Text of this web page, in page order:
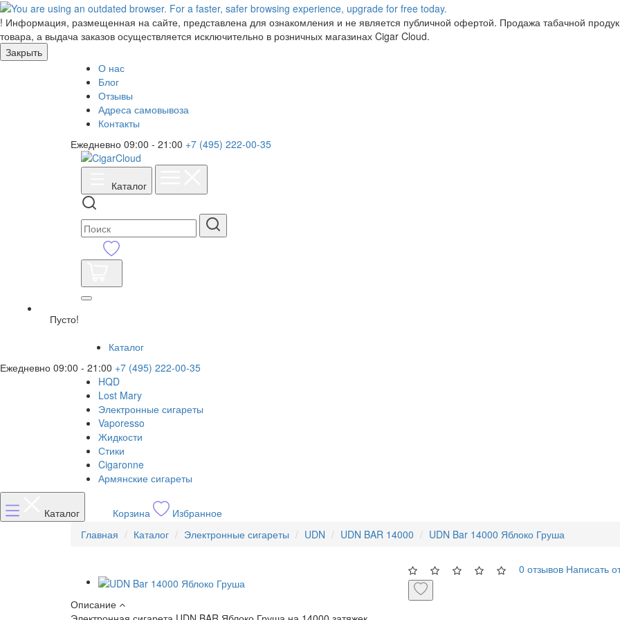
! Информация, размещенная на сайте, представлена для ознакомления и не является публичной офертой. Продажа табачной
товара, а выдача заказов осуществляется исключительно в розничных магазинах Cigar Cloud.
Закрыть
О нас
Блог
Отзывы
Адреса самовывоза
Контакты
Ежедневно 09:00 - 21:00 +7 (495) 222-00-35
Каталог
Пусто!
Каталог
Ежедневно 09:00 - 21:00 +7 (495) 222-00-35
HQD
Lost Mary
Электронные сигареты
Vaporesso
Жидкости
Стики
Cigaronne
Армянские сигареты
Каталог Корзина
Избранное
Главная
Каталог Электронные сигареты UDN UDN BAR 14000 UDN Bar 14000 Яблоко Груша
Описание
0 отзывов Написать